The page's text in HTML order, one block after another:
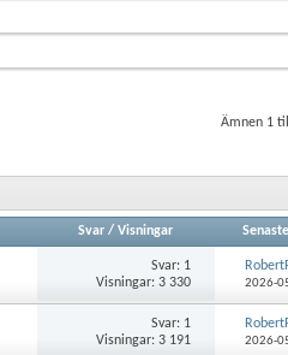
Ämnen 1
Svar/ Visningar
Svar: 1
Visningar: 3 330
2026-
Svar: 1
Visningar: 3 191
2026-